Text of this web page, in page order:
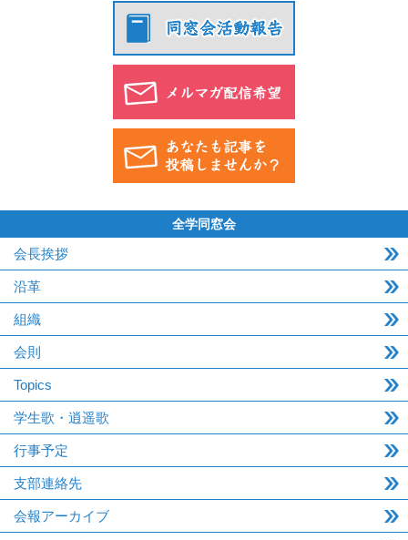
全学同窓会
会長挨拶
沿革
組織
会則
Topics
学生歌・逍遥歌
行事予定
支部連絡先
会報アーカイブ